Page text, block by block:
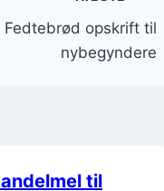
Fedtebrød opskrift til
nybegyndere
til